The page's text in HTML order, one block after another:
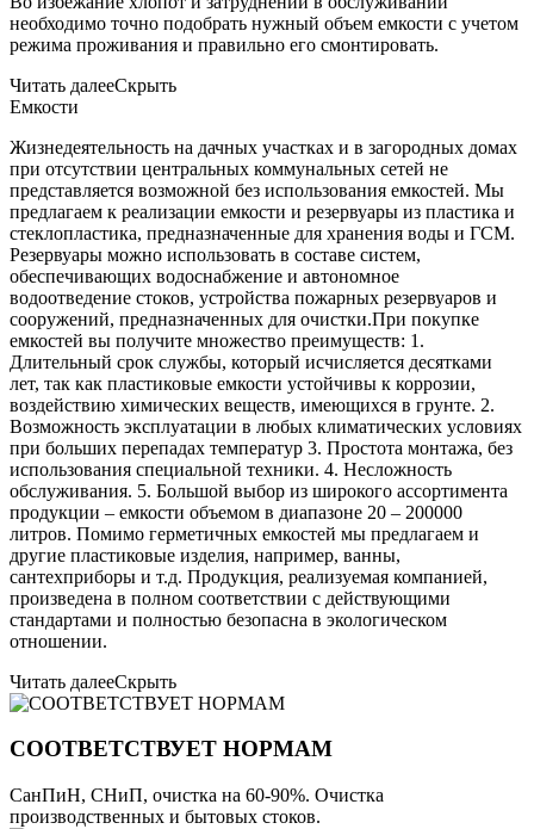
необходимо точно подобрать нужный объем емкости с учетом
режима проживания и правильно его смонтировать.
Читать далееСкрыть
Емкости
Жизнедеятельность на дачных участках и в загородных домах
при отсутствии центральных коммунальных сетей не
представляется возможной без использования емкостей. Мы
предлагаем к реализации емкости и резервуары из пластика и
стеклопластика, предназначенные для хранения воды и ГСМ.
Резервуары можно использовать в составе систем,
обеспечивающих водоснабжение и автономное
водоотведение стоков, устройства пожарных резервуаров и
сооружений, предназначенных для очистки.При покупке
емкостей вы получите множество преимуществ: 1.
Длительный срок службы, который исчисляется десятками
лет, так как пластиковые емкости устойчивы к коррозии,
воздействию химических веществ, имеющихся в грунте. 2.
Возможность эксплуатации в любых климатических условиях
при больших перепадах температур 3. Простота монтажа, без
использования специальной техники. 4. Несложность
обслуживания. 5. Большой выбор из широкого ассортимента
продукции – емкости объемом в диапазоне 20 – 200000
литров. Помимо герметичных емкостей мы предлагаем и
другие пластиковые изделия, например, ванны,
сантехприборы и т.д. Продукция, реализуемая компанией,
произведена в полном соответствии с действующими
стандартами и полностью безопасна в экологическом
отношении.
Читать далееСкрыть
СООТВЕТСТВУЕТ НОРМАМ
СанПиН, СНиП, очистка на 60-90%. Очистка
производственных и бытовых стоков.